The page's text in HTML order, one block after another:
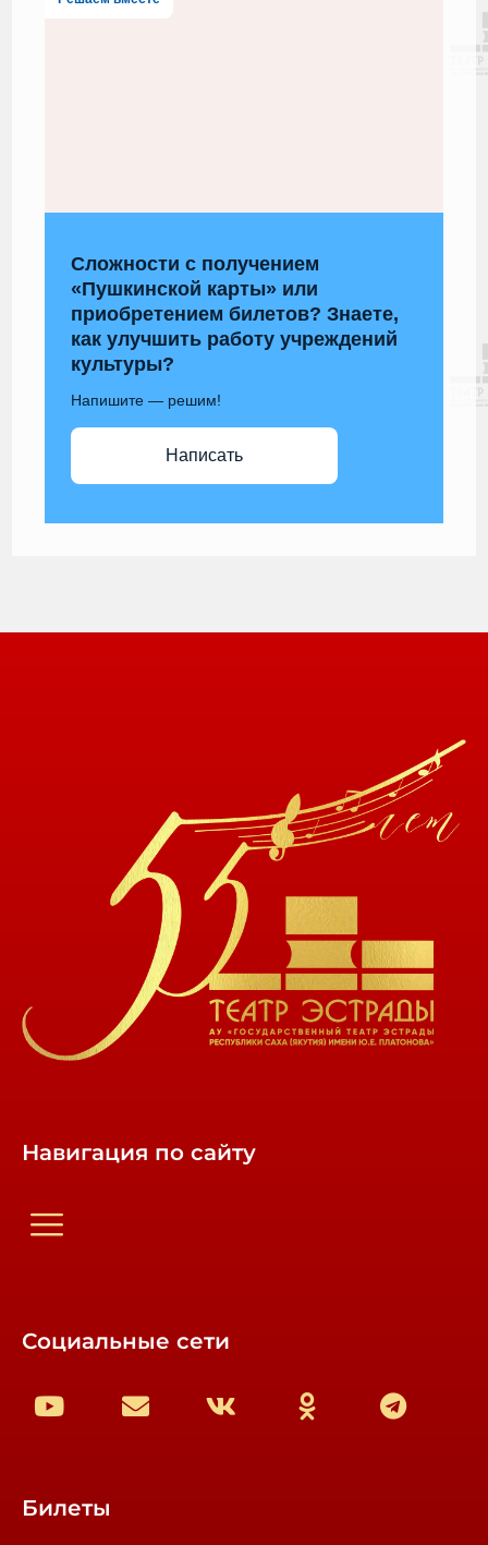
Сложности с получением
«Пушкинской карты» или
приобретением билетов? Знаете,
как улучшить работу учреждений
культуры?
Напишите — решим!
Написать
Навигация по сайту
Социальные сети
Билеты